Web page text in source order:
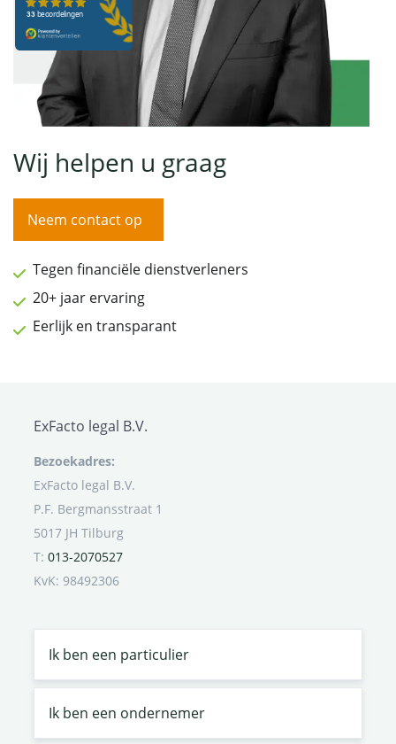
Wij helpen u graag
Neem contact op
Tegen financiële dienstverleners
20+ jaar ervaring
Eerlijk en transparant
ExFacto legal B.V.
Bezoekadres:
ExFacto legal B.V.
P.F. Bergmansstraat 1
5017 JH Tilburg
T: 013-2070527
KvK: 98492306
Ik ben een particulier
Ik ben een ondernemer